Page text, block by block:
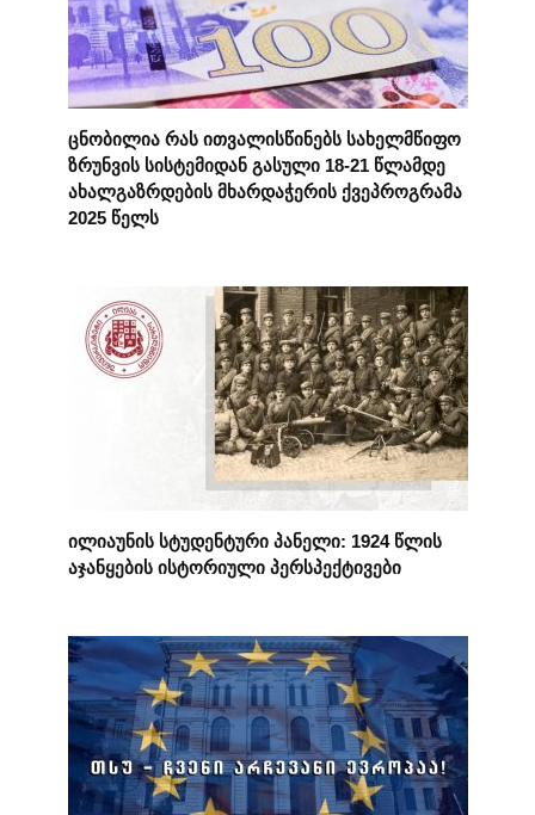
ცნობილია რას ითვალისწინებს სახელმწიფო
ზრუნვის სისტემიდან გასული 18-21 წლამდე
ახალგაზრდების მხარდაჭერის ქვეპროგრამა
2025 წელს
ილიაუნის სტუდენტური პანელი: 1924 წლის
აჯანყების ისტორიული პერსპექტივები